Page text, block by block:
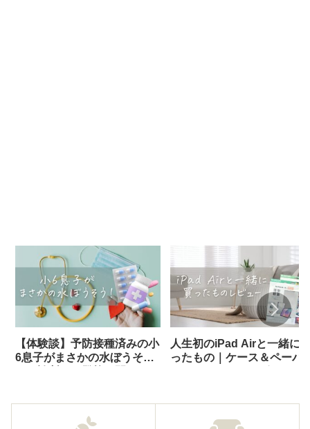
【体験談】予防接種済みの小
6息子がまさかの水ぼうそ
人生初のiPad Airと一緒に
ったもの｜ケース＆ペーパ